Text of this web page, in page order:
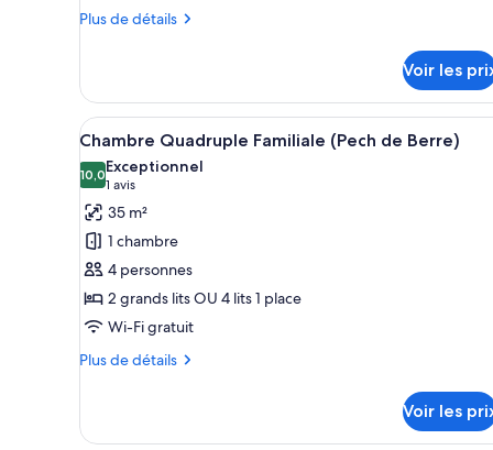
chambre :
Affaires
(La
Mazière)
Plus de détails
Plus
le
type
de
chambre
Chambre
Double
Affaires
(La
Mazière)
Voir les
Afficher
toutes
les
photos
pour
ce
type
de
chambre :
Chambre
(Pech
Une chambre d’hôtel avec
6
Chambre Quadruple Familiale (Pech de Berre)
10,010,0 sur 10
Exceptionnel
1 avis
(1 avis)
35 m²
1 chambre
4 personnes
2 grands lits OU 4 lits 1 place
Wi-Fi gratuit
Plus de détails
Plus
le
Voir les